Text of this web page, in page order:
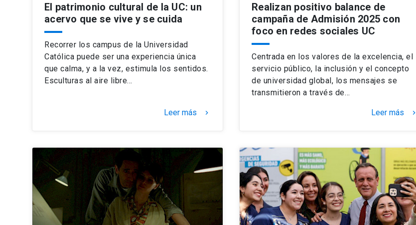
El patrimonio cultural de la UC: un
acervo que se vive y se cuida
Recorrer los campus de la Universidad
Católica puede ser una experiencia única
que calma, y a la vez, estimula los sentidos.
Esculturas al aire libre…
Leer más keyboard_arrow_right
Realizan positivo balance de
campaña de Admisión 2025 con
foco en redes sociales UC
Centrada en los valores de la excelencia, el
servicio público, la inclusión y el concepto
de universidad global, los mensajes se
transmitieron a través de…
Leer más keyboard_arrow_right